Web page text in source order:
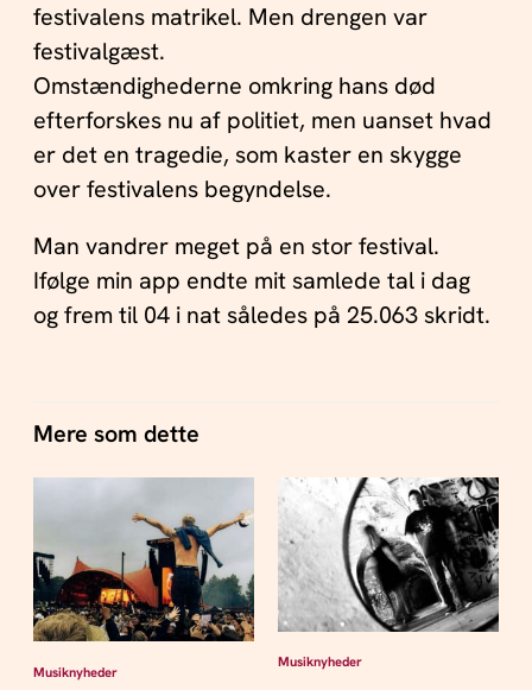
festivalens matrikel. Men drengen var
festivalgæst.
Omstændighederne omkring hans død
efterforskes nu af politiet, men uanset hvad
er det en tragedie, som kaster en skygge
over festivalens begyndelse.
Man vandrer meget på en stor festival.
Ifølge min app endte mit samlede tal i dag
og frem til 04 i nat således på 25.063 skridt.
Mere som dette
Musiknyheder
Musiknyheder